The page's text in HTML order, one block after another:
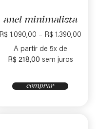
anel minimalista
R$ 1.090,00 – R$ 1.390,00
A partir de 5x de
R$ 218,00 sem juros
comprar